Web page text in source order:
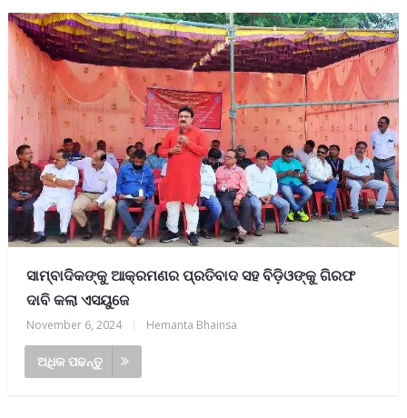
ସାମ୍ବାଦିକଙ୍କୁ ଆକ୍ରମଣର ପ୍ରତିବାଦ ସହ ବିଡ଼ିଓଙ୍କୁ ଗିରଫ
ଦାବି କଲା ଏସୟୁଜେ
November 6, 2024 Hemanta Bhainsa
ଅଧିକ ପଢନ୍ତୁ